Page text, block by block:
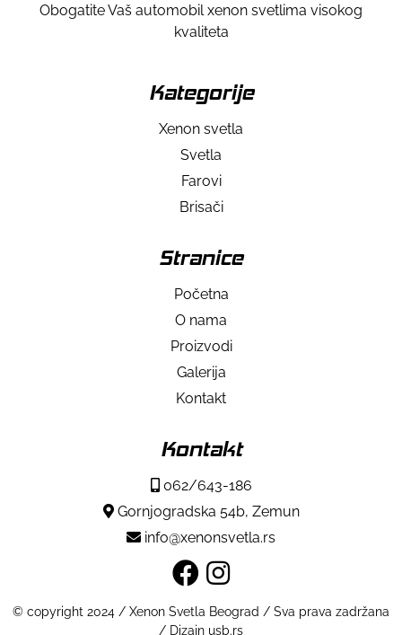
Obogatite Vaš automobil xenon svetlima visokog
kvaliteta
Kategorije
Xenon svetla
Svetla
Farovi
Brisači
Stranice
Početna
O nama
Proizvodi
Galerija
Kontakt
Kontakt
062/643-186
Gornjogradska 54b, Zemun
info@xenonsvetla.rs
© copyright 2024 / Xenon Svetla Beograd / Sva prava zadržana
/ Dizajn usb.rs